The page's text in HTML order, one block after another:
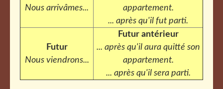
Nous arrivâmes...
appartement.
... après qu'il fut parti.
Futur
Nous viendrons...
Futur antérieur
... après qu'il aura quitté son
appartement.
... après qu'il sera parti.